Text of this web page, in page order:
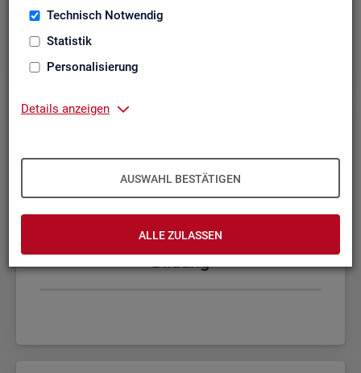
Technisch Notwendig
Statistik
Personalisierung
Details anzeigen
AUSWAHL BESTÄTIGEN
ALLE ZULASSEN
Bil­dung